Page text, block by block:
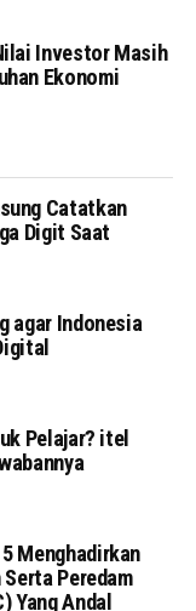
Investor Masih
Ekonomi
Catatkan
Digit Saat
agar Indonesia
Pelajar? itel
5 Menghadirkan
Peredam
Yang Andal